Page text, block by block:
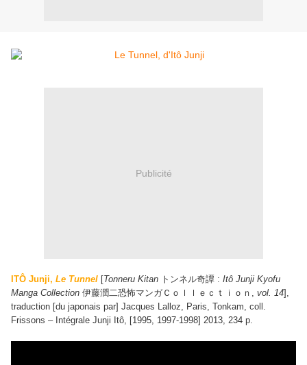
Publicité
ITÔ Junji, Le Tunnel [Tonneru Kitan トンネル奇譚 : Itô Junji Kyofu
Manga Collection 伊藤潤二恐怖マンガＣｏｌｌｅｃｔｉｏｎ , vol. 14],
traduction [du japonais par] Jacques Lalloz, Paris, Tonkam, coll.
Frissons – Intégrale Junji Itô, [1995, 1997-1998] 2013, 234 p.